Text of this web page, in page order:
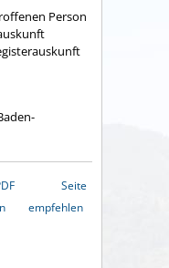
Person
Seite
empfehlen